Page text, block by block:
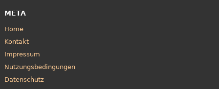
META
Home
Kontakt
Impressum
Nutzungsbedingungen
Datenschutz